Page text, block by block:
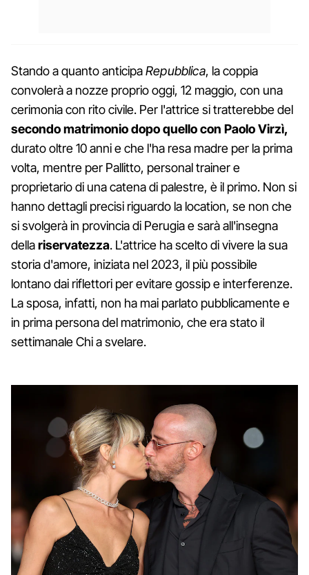
Stando a quanto anticipaRepubblica, la coppia
convolerà a nozze proprio oggi, 12 maggio, con una
cerimonia con rito civile. Per l'attrice si tratterebbe del
secondo matrimonio dopo quello con Paolo Virzì,
durato oltre 10 anni e che l'ha resa madre per la prima
volta, mentre per Pallitto, personal trainer e
proprietario di una catena di palestre, è il primo. Non si
hanno dettagli precisi riguardo la location, se non che
si svolgerà in provincia di Perugia e sarà all'insegna
dellariservatezza. L'attrice ha scelto di vivere la sua
storia d'amore, iniziata nel 2023, il più possibile
lontano dai riflettori per evitare gossip e interferenze.
La sposa, infatti, non ha mai parlato pubblicamente e
in prima persona del matrimonio, che era stato il
settimanale Chi a svelare.